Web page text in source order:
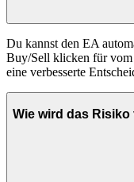
Du kannst den EA
Buy/Sell klicken für
eine verbesserte
Wie wird das Risiko